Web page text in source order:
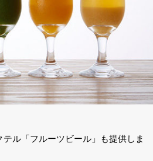
ル「フルーツビール」も提供しま